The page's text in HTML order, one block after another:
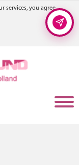
services, you agree